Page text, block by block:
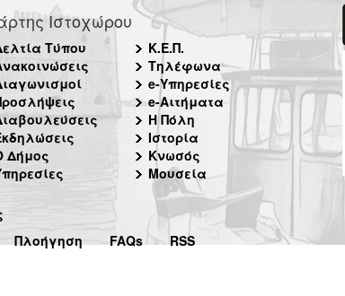
Ιστοχώρου
Τύπου
Δήμος
Κ.Ε.Π.
Τηλέφωνα
e-Υπηρεσίες
e-Αιτήματα
Η Πόλη
Ιστορία
Κνωσός
Μουσεία
Πλοήγηση FAQs RSS